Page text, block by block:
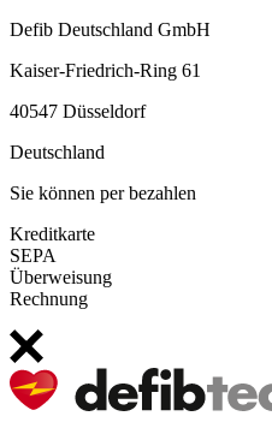
Defib Deutschland GmbH
Kaiser-Friedrich-Ring 61
40547 Düsseldorf
Deutschland
Sie können per bezahlen
Kreditkarte
SEPA
Überweisung
Rechnung